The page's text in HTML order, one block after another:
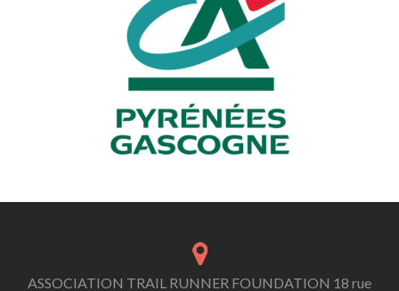
ASSOCIATION TRAIL RUNNER FOUNDATION 18 rue